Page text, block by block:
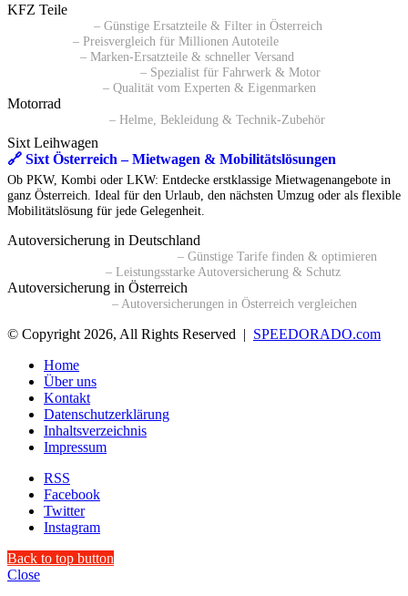
KFZ Teile
– Günstige Ersatzteile & Filter in Österreich
– Preisvergleich für Millionen Autoteile
– Marken-Ersatzteile & schneller Versand
– Spezialist für Fahrwerk & Motor
– Qualität vom Experten & Eigenmarken
Motorrad
– Helme, Bekleidung & Technik-Zubehör
Sixt Leihwagen
🔗 Sixt Österreich – Mietwagen & Mobilitätslösungen
Ob PKW, Kombi oder LKW: Entdecke erstklassige Mietwagenangebote in
ganz Österreich. Ideal für den Urlaub, den nächsten Umzug oder als flexible
Mobilitätslösung für jede Gelegenheit.
Autoversicherung in Deutschland
– Günstige Tarife finden & optimieren
– Leistungsstarke Autoversicherung & Schutz
Autoversicherung in Österreich
– Autoversicherungen in Österreich vergleichen
© Copyright 2026, All Rights Reserved | SPEEDORADO.com
Home
Über uns
Kontakt
Datenschutzerklärung
Inhaltsverzeichnis
Impressum
RSS
Facebook
Twitter
Instagram
Back to top button
Close